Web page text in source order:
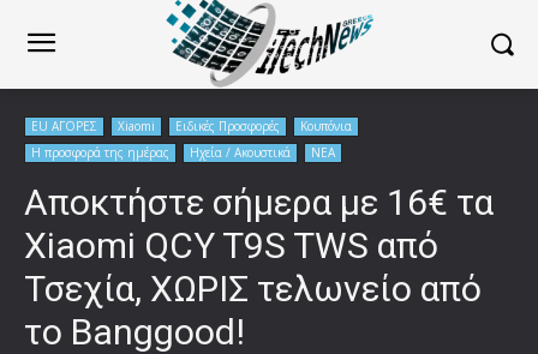
EU ΑΓΟΡΕΣ Xiaomi Ειδικές Προσφορές
Κουπόνια
Η προσφορά της ημέρας
Ηχεία / Ακουστικά ΝΕΑ
Αποκτήστε σήμερα με 16€ τα
Xiaomi QCY T9S TWS από
Τσεχία, ΧΩΡΙΣ τελωνείο από
το Banggood!